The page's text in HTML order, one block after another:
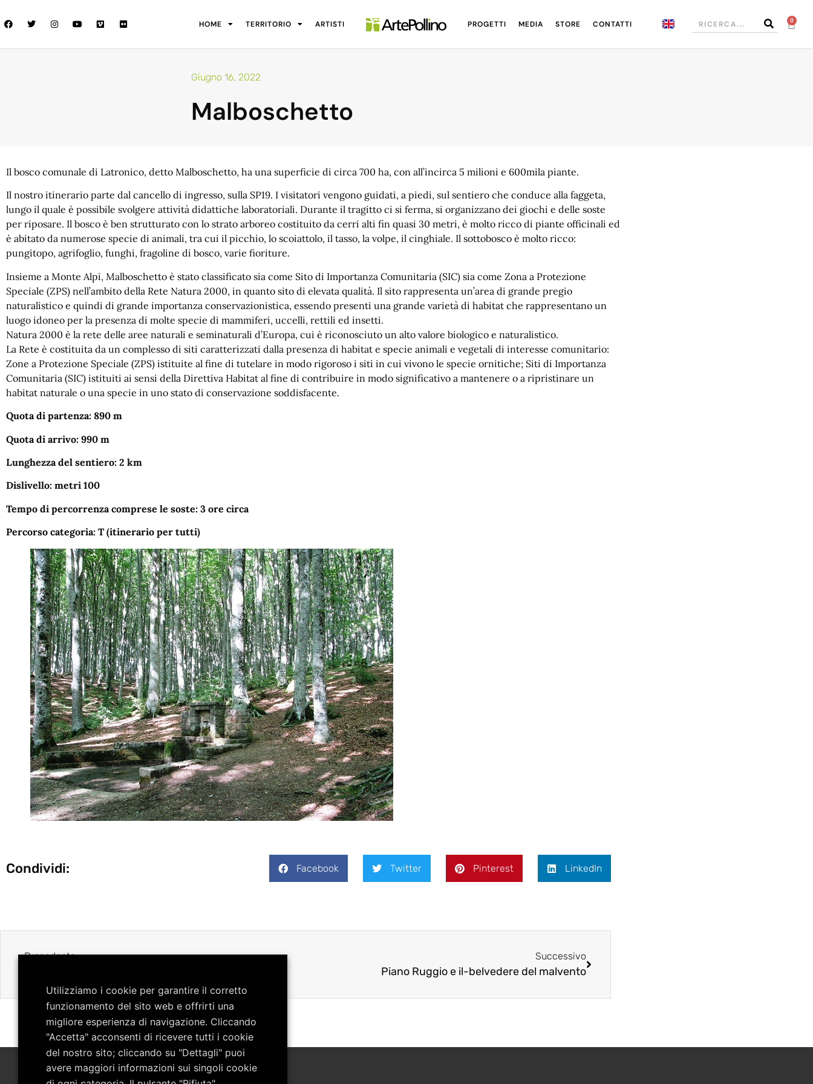
HOME TERRITORIO ARTISTI PROGETTI MEDIA STORE CONTATTI 0
Giugno 16, 2022
Malboschetto
Il bosco comunale di Latronico, detto Malboschetto, ha una superficie di circa 700 ha, con all’incirca 5 milioni e 600mila piante.
Il nostro itinerario parte dal cancello di ingresso, sulla SP19. I visitatori vengono guidati, a piedi, sul sentiero che conduce alla faggeta,
lungo il quale è possibile svolgere attività didattiche laboratoriali. Durante il tragitto ci si ferma, si organizzano dei giochi e delle soste
per riposare. Il bosco è ben strutturato con lo strato arboreo costituito da cerri alti fin quasi 30 metri, è molto ricco di piante officinali ed
è abitato da numerose specie di animali, tra cui il picchio, lo scoiattolo, il tasso, la volpe, il cinghiale. Il sottobosco è molto ricco:
pungitopo, agrifoglio, funghi, fragoline di bosco, varie fioriture.
Insieme a Monte Alpi, Malboschetto è stato classificato sia come Sito di Importanza Comunitaria (SIC) sia come Zona a Protezione
Speciale (ZPS) nell’ambito della Rete Natura 2000, in quanto sito di elevata qualità. Il sito rappresenta un’area di grande pregio
naturalistico e quindi di grande importanza conservazionistica, essendo presenti una grande varietà di habitat che rappresentano un
luogo idoneo per la presenza di molte specie di mammiferi, uccelli, rettili ed insetti.
Natura 2000 è la rete delle aree naturali e seminaturali d’Europa, cui è riconosciuto un alto valore biologico e naturalistico.
La Rete è costituita da un complesso di siti caratterizzati dalla presenza di habitat e specie animali e vegetali di interesse comunitario:
Zone a Protezione Speciale (ZPS) istituite al fine di tutelare in modo rigoroso i siti in cui vivono le specie ornitiche; Siti di Importanza
Comunitaria (SIC) istituiti ai sensi della Direttiva Habitat al fine di contribuire in modo significativo a mantenere o a ripristinare un
habitat naturale o una specie in uno stato di conservazione soddisfacente.
Quota di partenza: 890 m
Quota di arrivo: 990 m
Lunghezza del sentiero: 2 km
Dislivello: metri 100
Tempo di percorrenza comprese le soste: 3 ore circa
Percorso categoria: T (itinerario per tutti)
Condividi: Facebook Twitter Pinterest LinkedIn
Precedente Successivo
Piano Ruggio e il-belvedere del malvento
Utilizziamo i cookie per garantire il corretto
funzionamento del sito web e offrirti una
migliore esperienza di navigazione. Cliccando
"Accetta" acconsenti di ricevere tutti i cookie
del nostro sito; cliccando su "Dettagli" puoi
avere maggiori informazioni sui singoli cookie